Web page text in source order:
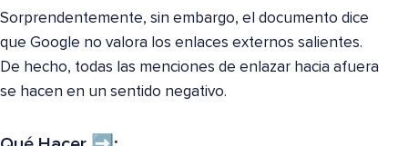
Sorprendentemente, sin embargo, el documento dice
que Google no valora los enlaces externos salientes.
De hecho, todas las menciones de enlazar hacia afuera
se hacen en un sentido negativo.